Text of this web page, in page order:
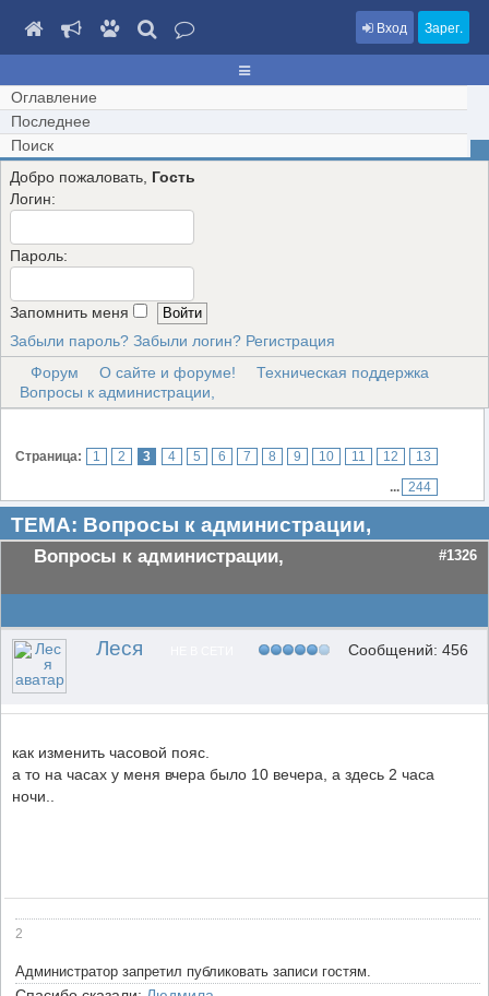
Вход Зарег.
Оглавление
Последнее
Поиск
Добро пожаловать, Гость
Логин:
Пароль:
Запомнить меня
Забыли пароль? Забыли логин? Регистрация
Форум
О сайте и форуме!
Техническая поддержка
Вопросы к администрации,
Страница: 1 2 3 4 5 6 7 8 9 10 11 12
13
...
244
ТЕМА: Вопросы к администрации,
Вопросы к администрации, #1326
Леся Сообщений: 456
как изменить часовой пояс.
а то на часах у меня вчера было 10 вечера, а здесь 2 часа
ночи..
2
Администратор запретил публиковать записи гостям.